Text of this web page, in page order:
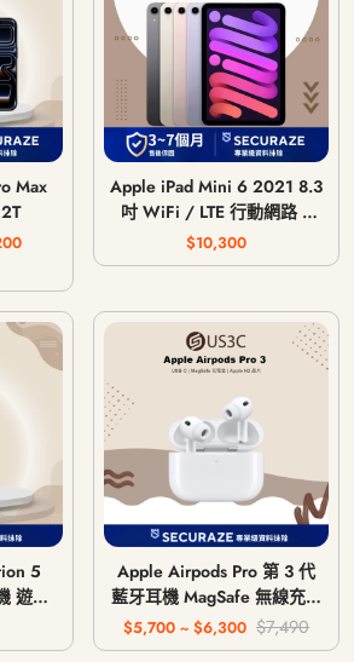
Max
Apple iPad Mini 6 2021 8.3
吋 WiFi / LTE 行動網路 /
64G 256G
$10,300
5
遊戲
Apple Airpods Pro 第 3 代
藍牙耳機 MagSafe 無線充電
版 USB-C
$5,700 ~ $6,300 $7,490